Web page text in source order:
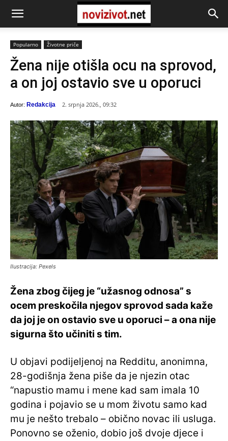
Popularno Životne priče
Žena nije otišla ocu na sprovod,
a on joj ostavio sve u oporuci
Autor: Redakcija 2. srpnja 2026., 09:32
Ilustracija: Pexels
Žena zbog čijeg je “užasnog odnosa” s
ocem preskočila njegov sprovod sada kaže
da joj je on ostavio sve u oporuci – a ona nije
sigurna što učiniti s tim.
U objavi podijeljenoj na Redditu, anonimna,
28-godišnja žena piše da je njezin otac
“napustio mamu i mene kad sam imala 10
godina i pojavio se u mom životu samo kad
mu je nešto trebalo – obično novac ili usluga.
Ponovno se oženio, dobio još dvoje djece i